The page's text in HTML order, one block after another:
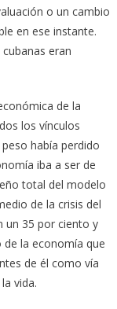
o un cambio
en ese instante.
eran
de la
los vínculos
había perdido
iba a ser de
total del modelo
de la crisis del
un 35 por ciento y
la economía que
de él como vía
vida.